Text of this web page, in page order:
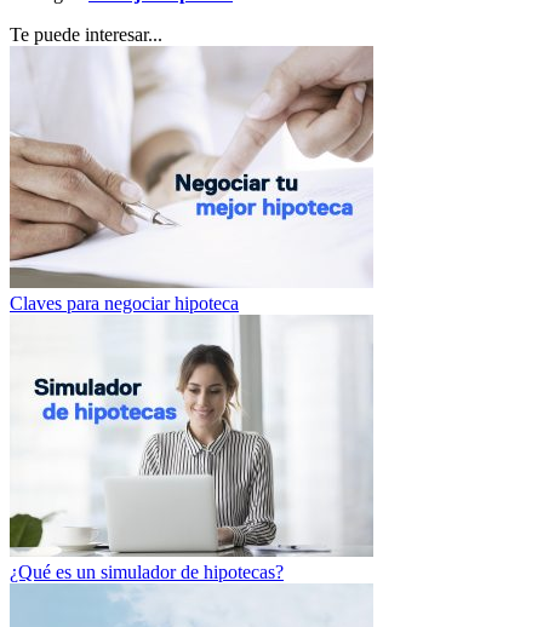
Te puede interesar...
Claves para negociar hipoteca
¿Qué es un simulador de hipotecas?